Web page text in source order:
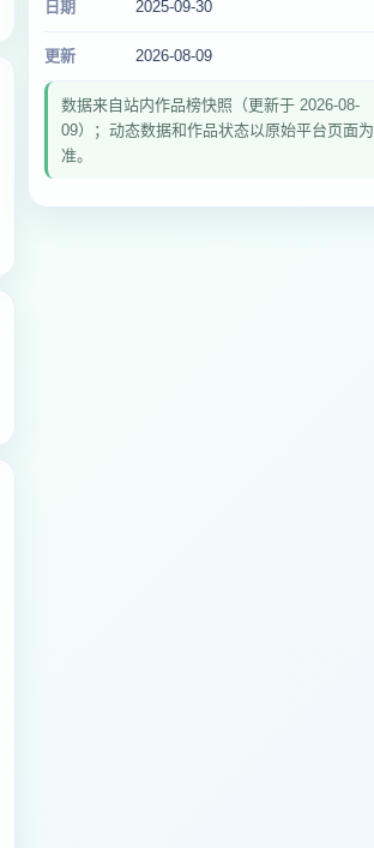
日期 2025-09-30
更新 2026-08-09
数据来自站内作品榜快照（更新于 2026-08-
09）；动态数据和作品状态以原始平台页面为
准。